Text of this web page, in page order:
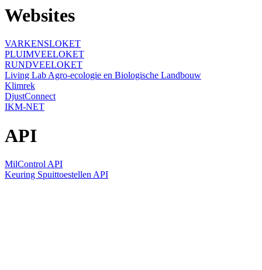
Websites
VARKENSLOKET
PLUIMVEELOKET
RUNDVEELOKET
Living Lab Agro-ecologie en Biologische Landbouw
Klimrek
DjustConnect
IKM-NET
API
MilControl API
Keuring Spuittoestellen API